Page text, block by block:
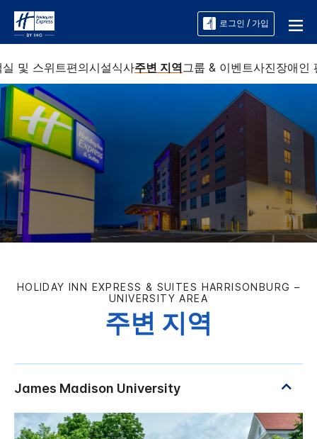
로그인 / 가입
실 및 스위트편의시설식사주변 지역그룹 & 이벤트사진장애인
HOLIDAY INN EXPRESS & SUITES HARRISONBURG –
UNIVERSITY AREA
주변 지역